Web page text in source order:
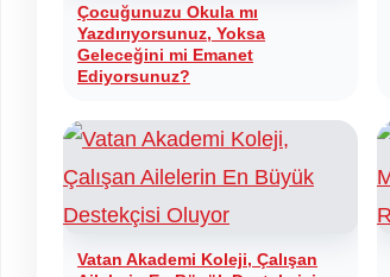
Çocuğunuzu Okula mı
Yazdırıyorsunuz, Yoksa
Geleceğini mi Emanet
Ediyorsunuz?
Vatan Akademi Koleji, Çalışan